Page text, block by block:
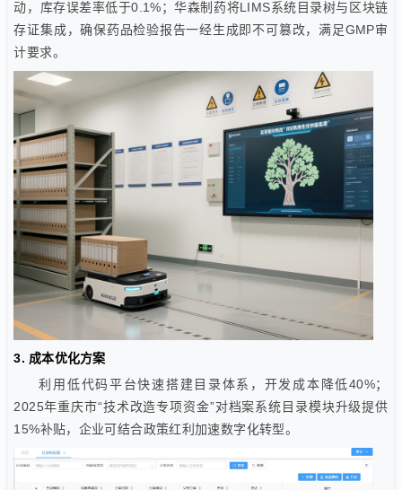
动，库存误差率低于0.1%；华森制药将LIMS系统目录树与区块链
存证集成，确保药品检验报告一经生成即不可篡改，满足GMP审
计要求。
3. 成本优化方案
利用低代码平台快速搭建目录体系，开发成本降低40%；
2025年重庆市“技术改造专项资金”对档案系统目录模块升级提供
15%补贴，企业可结合政策红利加速数字化转型。